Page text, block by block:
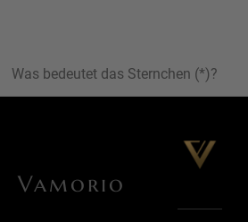
Was bedeutet das Sternchen (*)?
Vamorio